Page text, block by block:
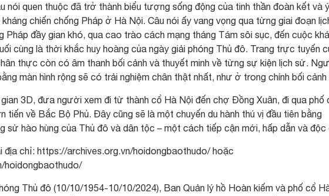
nói quen thuộc đã trở thành biểu tượng sống động của tinh thần đoàn kết và
chiến chống Pháp ở Hà Nội. Câu nói ấy vang vọng qua từng giai đoạn
Pháp đầy gian khó, qua cao trào cách mạng tháng Tám sôi sục, đến cuộc
cùng là thời khắc huy hoàng của ngày giải phóng Thủ đô. Trang trực tuyến
thực còn có âm thanh bối cảnh và thuyết minh về từng sự kiện lịch sử.
màn hình rộng sẽ có trải nghiệm chân thật nhất, như ở trong chính bối cảnh
gian 3D, đưa người xem đi từ thành cổ Hà Nội đến chợ Đồng Xuân, đi qua phố
tiến về Bắc Bộ Phủ. Đây cũng sẽ là một chuyến du hành thú vị đầu tiên bằng
sử hào hùng của Thủ đô và dân tộc – một cách tiếp cận mới, hấp dẫn và độc
địa chỉ: https://archives.org.vn/hoidongbaothudo/ hoặc
hoidongbaothudo/
Thủ đô (10/10/1954-10/10/2024), Ban Quản lý hồ Hoàn kiếm và phố cổ